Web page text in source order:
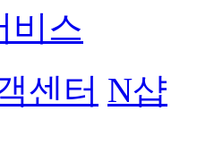
비스
센터 N샵